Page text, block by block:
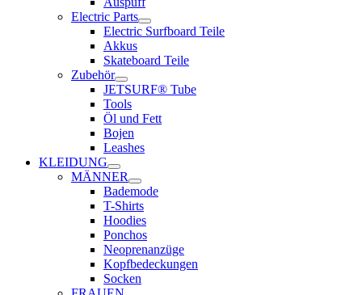
Electric Parts
Electric Surfboard Teile
Akkus
Skateboard Teile
Zubehör
JETSURF® Tube
Tools
Öl und Fett
Bojen
Leashes
KLEIDUNG
MÄNNER
Bademode
T-Shirts
Hoodies
Ponchos
Neoprenanzüge
Kopfbedeckungen
Socken